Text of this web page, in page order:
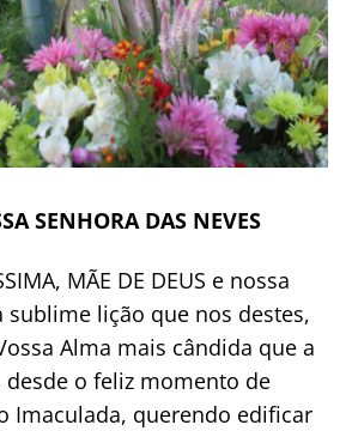
SENHORA DAS NEVES
MÃE DE DEUS e nossa
sublime lição que nos destes,
Alma mais cândida que a
desde o feliz momento de
Imaculada, querendo edificar